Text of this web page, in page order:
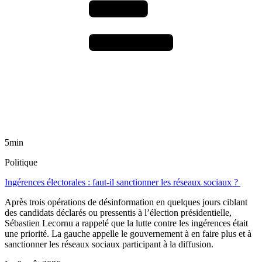
5min
Politique
Ingérences électorales : faut-il sanctionner les réseaux sociaux ?
Après trois opérations de désinformation en quelques jours ciblant
des candidats déclarés ou pressentis à l’élection présidentielle,
Sébastien Lecornu a rappelé que la lutte contre les ingérences était
une priorité. La gauche appelle le gouvernement à en faire plus et à
sanctionner les réseaux sociaux participant à la diffusion.